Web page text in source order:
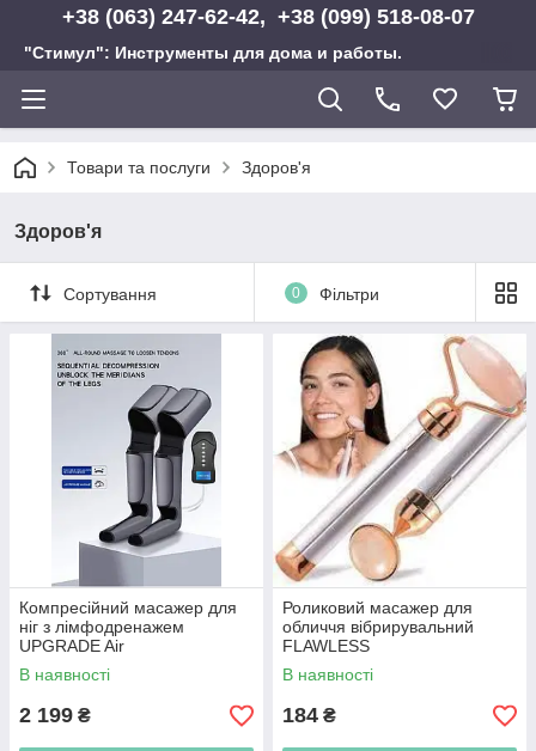
+38 (063) 247-62-42, +38 (099) 518-08-07
"Стимул": Инструменты для дома и работы.
Товари та послуги Здоров'я
Здоров'я
Сортування 0 Фільтри
Компресійний масажер для
ніг з лімфодренажем
UPGRADE Air
В наявності
2 199 ₴
Роликовий масажер для
обличчя вібрирувальний
FLAWLESS
В наявності
184 ₴